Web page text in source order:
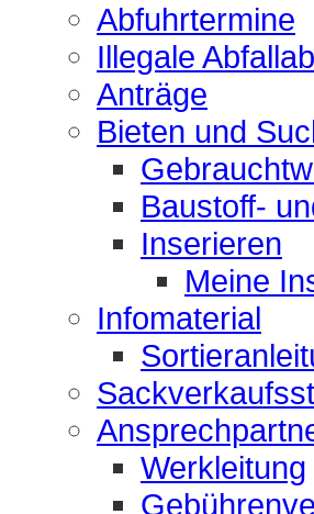
Abfuhrtermine
Illegale
Anträge
Bieten und
Baustoff-
Inserieren
Meine
Infomaterial
Werkleitung